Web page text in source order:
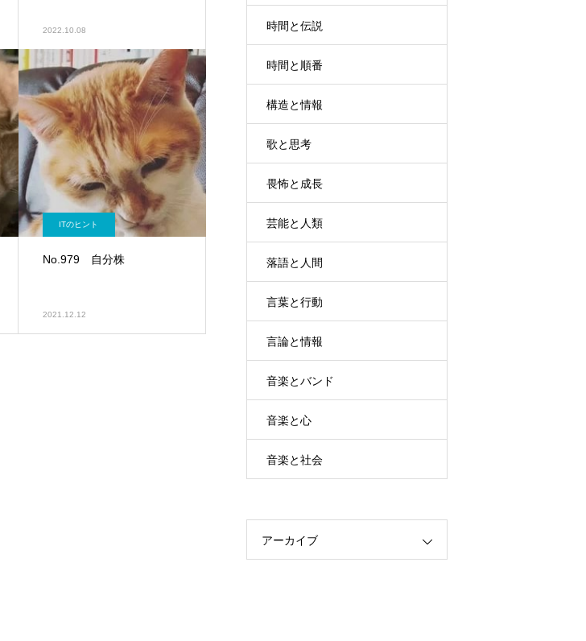
2022.10.08
ITのヒント
No.979 自分株
2021.12.12
時間と伝説
時間と順番
構造と情報
歌と思考
畏怖と成長
芸能と人類
落語と人間
言葉と行動
言論と情報
音楽とバンド
音楽と心
音楽と社会
アーカイブ